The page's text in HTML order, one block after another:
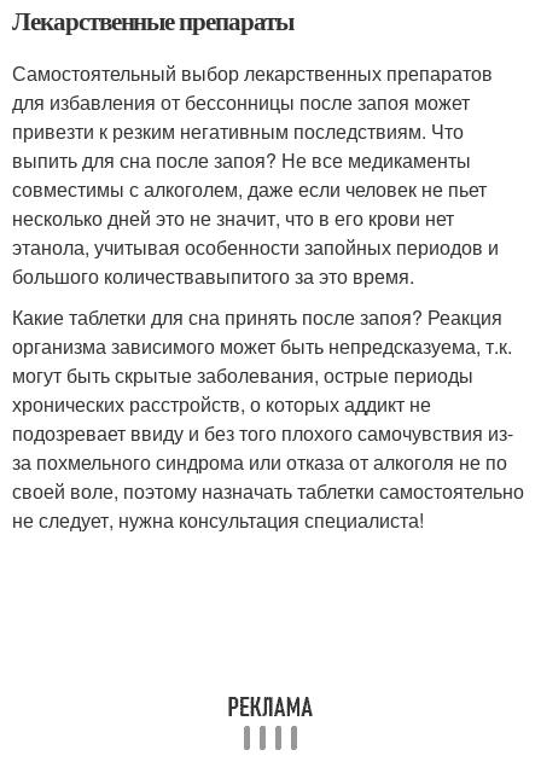
Лекарственные препараты
Самостоятельный выбор лекарственных препаратов
для избавления от бессонницы после запоя может
привезти к резким негативным последствиям. Что
выпить для сна после запоя? Не все медикаменты
совместимы с алкоголем, даже если человек не пьет
несколько дней это не значит, что в его крови нет
этанола, учитывая особенности запойных периодов и
большого количествавыпитого за это время.
Какие таблетки для сна принять после запоя? Реакция
организма зависимого может быть непредсказуема, т.к.
могут быть скрытые заболевания, острые периоды
хронических расстройств, о которых аддикт не
подозревает ввиду и без того плохого самочувствия из-
за похмельного синдрома или отказа от алкоголя не по
своей воле, поэтому назначать таблетки самостоятельно
не следует, нужна консультация специалиста!